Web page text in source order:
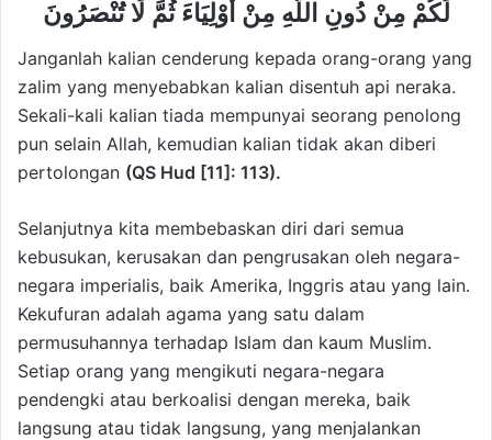
لَكُمْ مِنْ دُونِ اللَّهِ مِنْ أَوْلِيَاءَ ثُمَّ لَا تُنْصَرُونَ
Janganlah kalian cenderung kepada orang-orang yang
zalim yang menyebabkan kalian disentuh api neraka.
Sekali-kali kalian tiada mempunyai seorang penolong
pun selain Allah, kemudian kalian tidak akan diberi
pertolongan (QS Hud [11]: 113).
Selanjutnya kita membebaskan diri dari semua
kebusukan, kerusakan dan pengrusakan oleh negara-
negara imperialis, baik Amerika, Inggris atau yang lain.
Kekufuran adalah agama yang satu dalam
permusuhannya terhadap Islam dan kaum Muslim.
Setiap orang yang mengikuti negara-negara
pendengki atau berkoalisi dengan mereka, baik
langsung atau tidak langsung, yang menjalankan